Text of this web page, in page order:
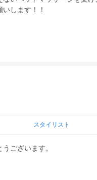
します！！
スタイリスト
ございます。